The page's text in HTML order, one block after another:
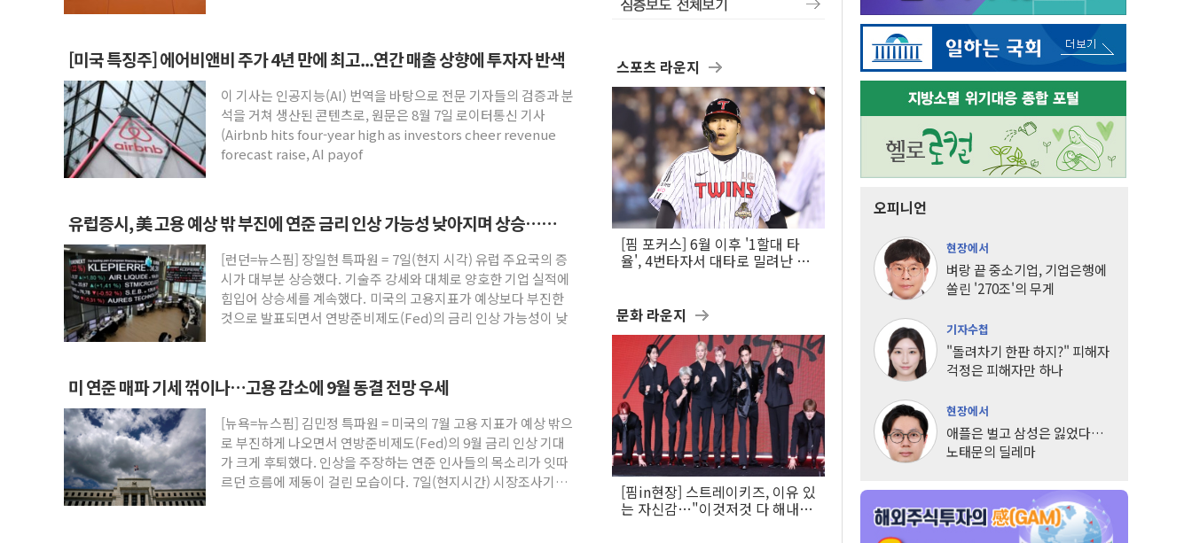
[미국 특징주] 에어비앤비 주가 4년 만에 최고...연간 매출 상향에 투자자 반색
이 기사는 인공지능(AI) 번역을 바탕으로 전문 기자들의 검증과 분
석을 거쳐 생산된 콘텐츠로, 원문은 8월 7일 로이터통신 기사
(Airbnb hits four-year high as investors cheer revenue
forecast raise, AI payof
유럽증시, 美 고용 예상 밖 부진에 연준 금리 인상 가능성 낮아지며 상승…
STOXX 600 지수는 나흘 연속 최고치
[런던=뉴스핌] 장일현 특파원 = 7일(현지 시각) 유럽 주요국의 증
시가 대부분 상승했다. 기술주 강세와 대체로 양호한 기업 실적에
힘입어 상승세를 계속했다. 미국의 고용지표가 예상보다 부진한
것으로 발표되면서 연방준비제도(Fed)의 금리 인상 가능성이 낮
미 연준 매파 기세 꺾이나…고용 감소에 9월 동결 전망 우세
[뉴욕=뉴스핌] 김민정 특파원 = 미국의 7월 고용 지표가 예상 밖으
로 부진하게 나오면서 연방준비제도(Fed)의 9월 금리 인상 기대
가 크게 후퇴했다. 인상을 주장하는 연준 인사들의 목소리가 잇따
르던 흐름에 제동이 걸린 모습이다. 7일(현지시간) 시장조사기관
스포츠 라운지
[핌 포커스] 6월 이후 '1할대 타
율', 4번타자서 대타로 밀려난 LG
문화 라운지
[핌in현장] 스트레이키즈, 이유 있
는 자신감…"이것저것 다 해내는
오피니언
현장에서
벼랑 끝 중소기업, 기업은행에
쏠린 '270조'의 무게
기자수첩
"돌려차기 한판 하지?" 피해자
걱정은 피해자만 하나
현장에서
애플은 벌고 삼성은 잃었다…
노태문의 딜레마